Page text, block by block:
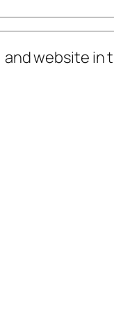
and website